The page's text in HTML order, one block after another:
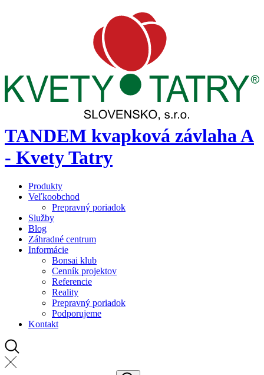
TANDEM kvapková závlaha A
- Kvety Tatry
Produkty
Veľkoobchod
Prepravný poriadok
Služby
Blog
Záhradné centrum
Informácie
Bonsai klub
Cenník projektov
Referencie
Reality
Prepravný poriadok
Podporujeme
Kontakt